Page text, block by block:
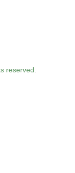
reserved.